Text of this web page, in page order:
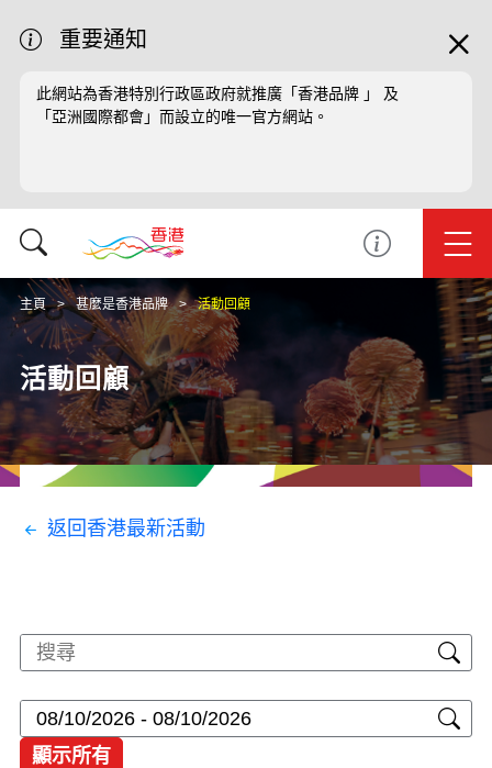
重要通知
此網站為香港特別行政區政府就推廣「香港品牌 」 及
「亞洲國際都會」而設立的唯一官方網站。
主頁 甚麼是香港品牌 活動回顧
活動回顧
返回香港最新活動
顯示所有